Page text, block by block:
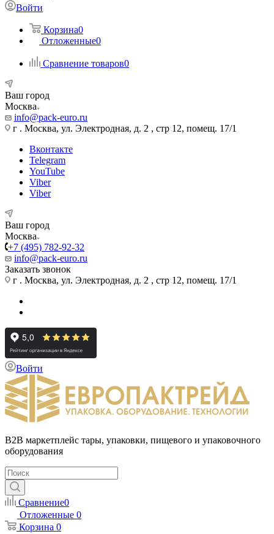
Войти
Корзина0
Отложенные0
Сравнение товаров0
Ваш город
Москва
info@pack-euro.ru
г . Москва, ул. Электродная, д. 2 , стр 12, помещ. 17/1
Вконтакте
Telegram
YouTube
Viber
Viber
Ваш город
Москва
+7 (495) 782-92-32
info@pack-euro.ru
Заказать звонок
г . Москва, ул. Электродная, д. 2 , стр 12, помещ. 17/1
Войти
B2B маркетплейс тары, упаковки, пищевого и упаковочного
оборудования
Сравнение0
Отложенные 0
Корзина 0